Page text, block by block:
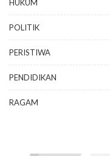
HUKUM
POLITIK
PERISTIWA
PENDIDIKAN
RAGAM